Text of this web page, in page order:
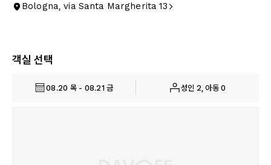
Bologna, via Santa Margherita 13
객실 선택
08.20 목 - 08.21 금 성인 2, 아동 0